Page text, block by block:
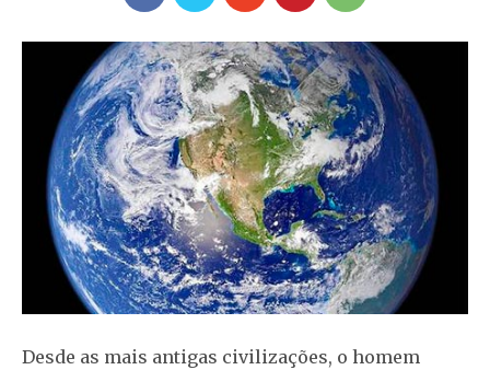
Desde as mais antigas civilizações, o homem